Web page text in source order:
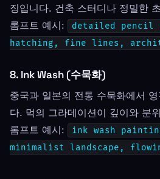
징입니다. 건축 스터디나 정밀한
롬프트 예시:
detailed pencil
hatching, fine lines,
8. Ink Wash (수묵화)
중국과 일본의 전통 수묵화에서
다. 먹의 그라데이션이 깊이와 분
롬프트 예시:
ink wash
minimalist landscape,